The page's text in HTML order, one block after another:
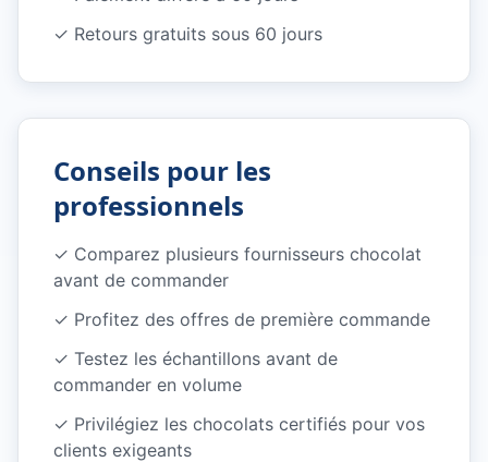
✓ Retours gratuits sous 60 jours
Conseils pour les
professionnels
✓ Comparez plusieurs fournisseurs chocolat
avant de commander
✓ Profitez des offres de première commande
✓ Testez les échantillons avant de
commander en volume
✓ Privilégiez les chocolats certifiés pour vos
clients exigeants